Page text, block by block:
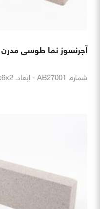
آجرنسوز نما طوسی مدرن AB27001
شماره. AB27001 - ابعاد. 28x6x2